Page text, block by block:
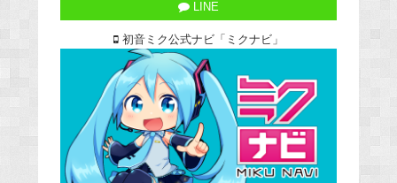
LINE
初音ミク公式ナビ「ミクナビ」